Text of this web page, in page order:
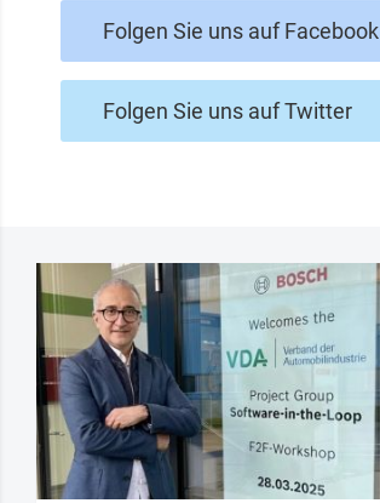
Folgen Sie uns auf Facebook
Folgen Sie uns auf Twitter